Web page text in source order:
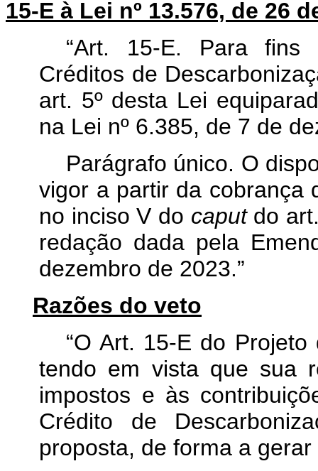
15-E à Lei nº 13.576, de 26
“Art. 15-E. Para fins
Créditos de
art. 5º desta Lei
na Lei nº 6.385, de 7 de
Parágrafo único. O
vigor a partir da cobrança
no inciso V do caputdo
redação dada pela
dezembro de 2023.”
Razões do veto
“O Art. 15-E do
tendo em vista que sua
impostos e às
Crédito de
proposta, de forma a